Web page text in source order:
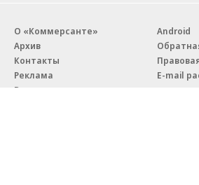
О «Коммерсанте»
Архив
Контакты
Реклама
Вакансии
Android
E-mail